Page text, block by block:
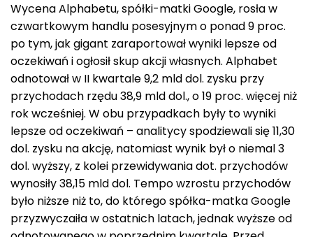
Wycena Alphabetu, spółki-matki Google, rosła w
czwartkowym handlu posesyjnym o ponad 9 proc.
po tym, jak gigant zaraportował wyniki lepsze od
oczekiwań i ogłosił skup akcji własnych. Alphabet
odnotował w II kwartale 9,2 mld dol. zysku przy
przychodach rzędu 38,9 mld dol., o 19 proc. więcej niż
rok wcześniej. W obu przypadkach były to wyniki
lepsze od oczekiwań – analitycy spodziewali się 11,30
dol. zysku na akcję, natomiast wynik był o niemal 3
dol. wyższy, z kolei przewidywania dot. przychodów
wynosiły 38,15 mld dol. Tempo wzrostu przychodów
było niższe niż to, do którego spółka-matka Google
przyzwyczaiła w ostatnich latach, jednak wyższe od